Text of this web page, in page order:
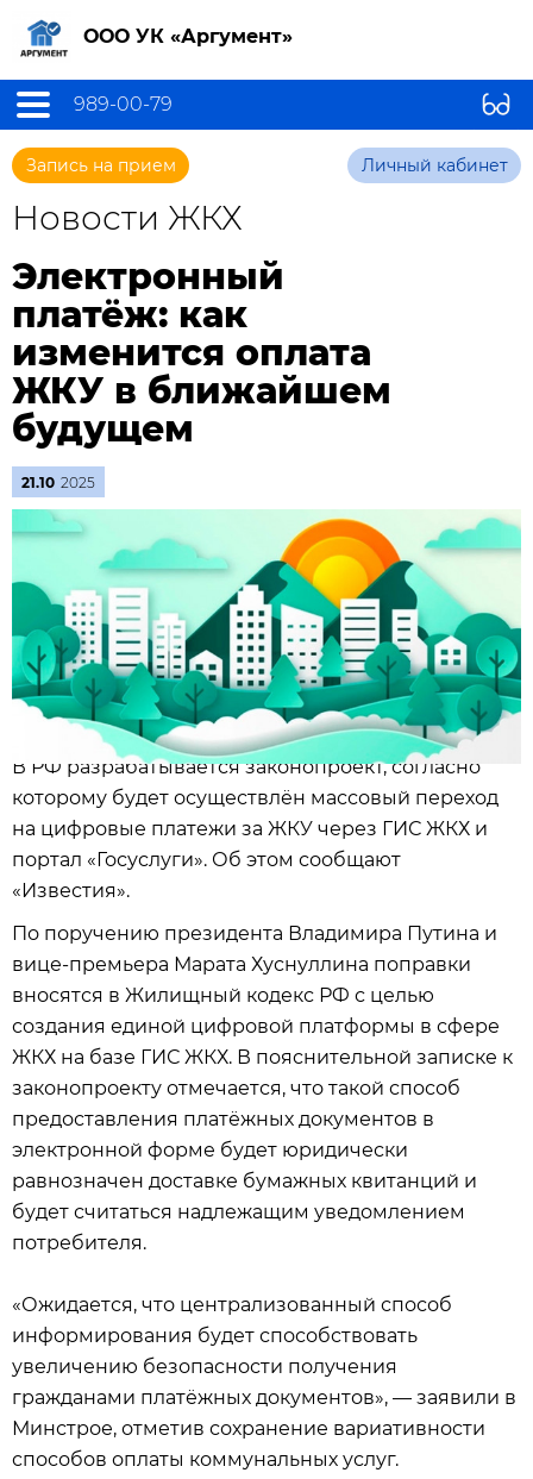
ООО УК «Аргумент»
989-00-79
Запись на прием Личный кабинет
Новости ЖКХ
Электронный
платёж: как
изменится оплата
ЖКУ в ближайшем
будущем
21.10 2025
В РФ разрабатывается законопроект, согласно
которому будет осуществлён массовый переход
на цифровые платежи за ЖКУ через ГИС ЖКХ и
портал «Госуслуги». Об этом сообщают
«Известия».
По поручению президента Владимира Путина и
вице-премьера Марата Хуснуллина поправки
вносятся в Жилищный кодекс РФ с целью
создания единой цифровой платформы в сфере
ЖКХ на базе ГИС ЖКХ. В пояснительной записке к
законопроекту отмечается, что такой способ
предоставления платёжных документов в
электронной форме будет юридически
равнозначен доставке бумажных квитанций и
будет считаться надлежащим уведомлением
потребителя.
«Ожидается, что централизованный способ
информирования будет способствовать
увеличению безопасности получения
гражданами платёжных документов», — заявили в
Минстрое, отметив сохранение вариативности
способов оплаты коммунальных услуг.